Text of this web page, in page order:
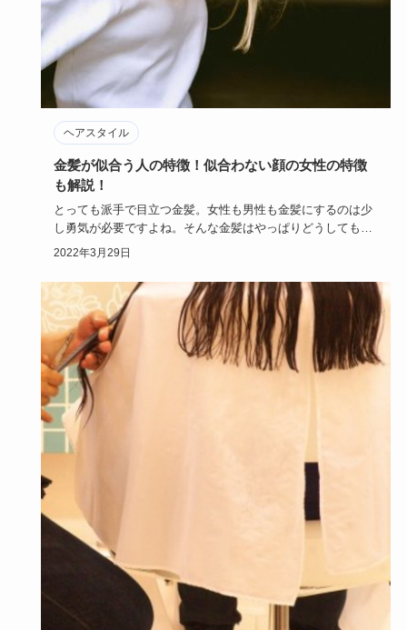
ヘアスタイル
金髪が似合う人の特徴！似合わない顔の女性の特徴
も解説！
とっても派手で目立つ金髪。女性も男性も金髪にするのは少
し勇気が必要ですよね。そんな金髪はやっぱりどうしても似
合う人と似合わ…
2022年3月29日